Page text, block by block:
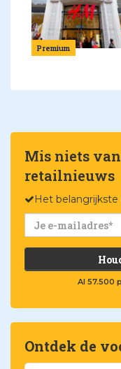
Premium
Mis niets
retailnieuws
Het belangrijkste
Al 57.500
Ontdek de